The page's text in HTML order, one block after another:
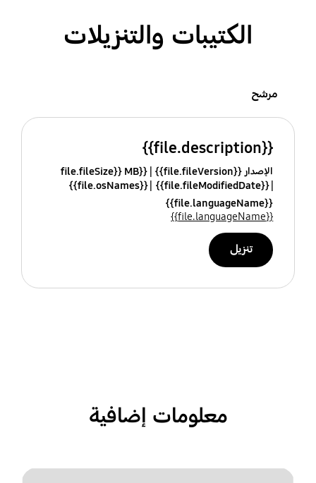
الكتيبات والتنزيلات
مرشح
{{file.description}}
الإصدار {{file.fileVersion}}
{{file.fileSize}} MB
{{file.fileModifiedDate}}
{{file.osNames}}
{{file.languageName}}
{{file.languageName}}
تنزيل
معلومات إضافية